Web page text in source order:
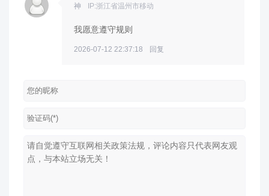
神 IP:浙江省温州市移动
我愿意遵守规则
2026-07-12 22:37:18 回复